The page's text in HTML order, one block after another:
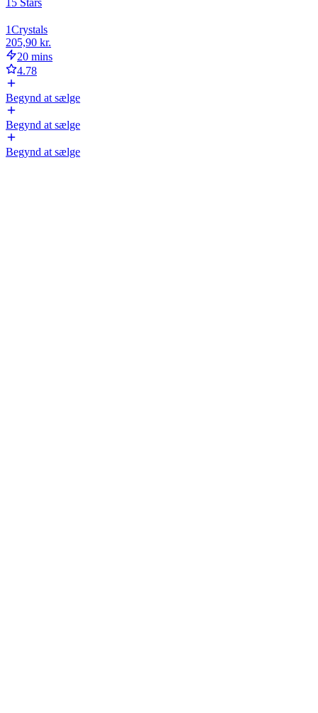
5 Stars
1Crystals
205,90 kr.
20 mins
4.78
Begynd at sælge
Begynd at sælge
Begynd at sælge